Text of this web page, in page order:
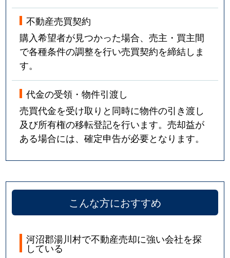
不動産売買契約
購入希望者が見つかった場合、売主・買主間
で各種条件の調整を行い売買契約を締結しま
す。
代金の受領・物件引渡し
売買代金を受け取りと同時に物件の引き渡し
及び所有権の移転登記を行います。売却益が
ある場合には、確定申告が必要となります。
こんな方におすすめ
河沼郡湯川村で不動産売却に強い会社を探
している